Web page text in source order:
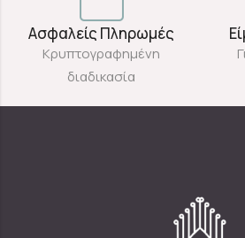
Ασφαλείς Πληρωμές
Κρυπτογραφημένη
διαδικασία